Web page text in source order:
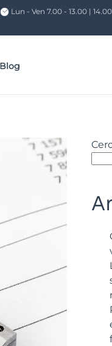
Lun - Ven 7.00 - 13.00 |
Blog